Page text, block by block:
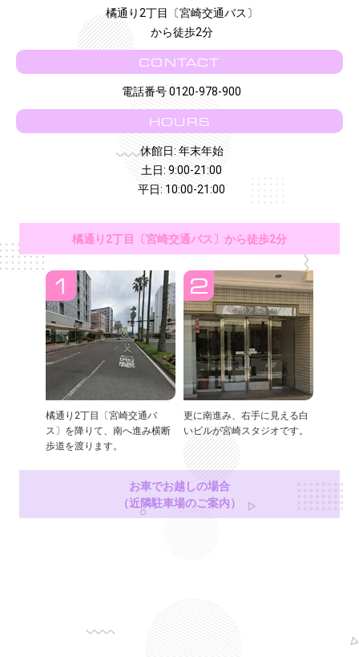
橘通り2丁目〔宮崎交通バス〕
から徒歩2分
CONTACT
電話番号 0120-978-900
HOURS
休館日: 年末年始
土日: 9:00-21:00
平日: 10:00-21:00
橘通り2丁目〔宮崎交通バス〕から徒歩2分
橘通り2丁目〔宮崎交通バ
ス〕を降りて、南へ進み横断
歩道を渡ります。
更に南進み、右手に見える白
いビルが宮崎スタジオです。
お車でお越しの場合
（近隣駐車場のご案内）